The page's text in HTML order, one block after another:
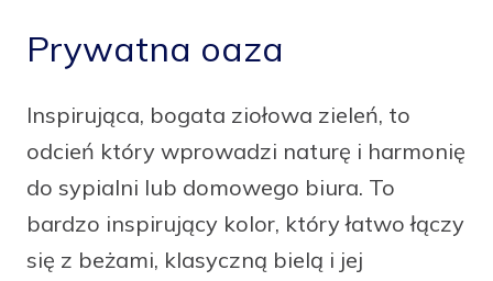
Inspiracje
Produkty
Znajdź sklep
Kontakt
Prywatna oaza
Inspirująca, bogata ziołowa zieleń, to
odcień który wprowadzi naturę i harmonię
do sypialni lub domowego biura. To
bardzo inspirujący kolor, który łatwo łączy
się z beżami, klasyczną bielą i jej